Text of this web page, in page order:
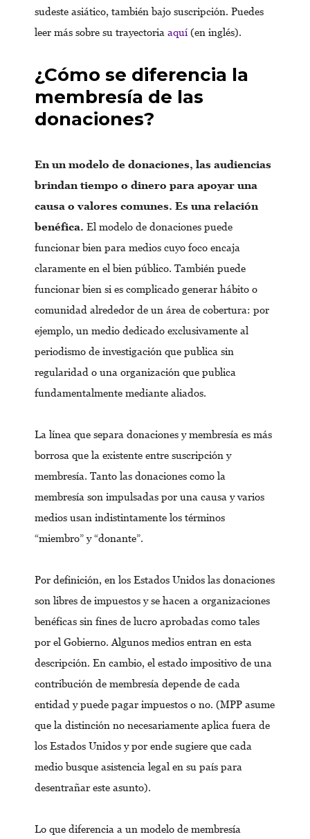
sudeste asiático, también bajo suscripción. Puedes
leer más sobre su trayectoria aquí (en inglés).
¿Cómo se diferencia la
membresía de las
donaciones?
En un modelo de donaciones, las audiencias
brindan tiempo o dinero para apoyar una
causa o valores comunes. Es una relación
benéfica. El modelo de donaciones puede
funcionar bien para medios cuyo foco encaja
claramente en el bien público. También puede
funcionar bien si es complicado generar hábito o
comunidad alrededor de un área de cobertura: por
ejemplo, un medio dedicado exclusivamente al
periodismo de investigación que publica sin
regularidad o una organización que publica
fundamentalmente mediante aliados.
La línea que separa donaciones y membresía es más
borrosa que la existente entre suscripción y
membresía. Tanto las donaciones como la
membresía son impulsadas por una causa y varios
medios usan indistintamente los términos
“miembro” y “donante”.
Por definición, en los Estados Unidos las donaciones
son libres de impuestos y se hacen a organizaciones
benéficas sin fines de lucro aprobadas como tales
por el Gobierno. Algunos medios entran en esta
descripción. En cambio, el estado impositivo de una
contribución de membresía depende de cada
entidad y puede pagar impuestos o no. (MPP asume
que la distinción no necesariamente aplica fuera de
los Estados Unidos y por ende sugiere que cada
medio busque asistencia legal en su país para
desentrañar este asunto).
Lo que diferencia a un modelo de membresía